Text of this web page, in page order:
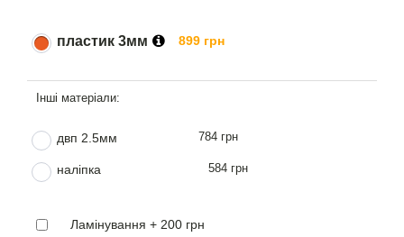
пластик 3мм 899 грн
двп 2.5мм 784 грн
наліпка 584 грн
Ламінування + 200 грн